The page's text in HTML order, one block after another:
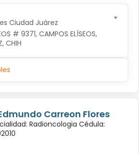
Ciudad Juárez
# 9371, CAMPOS ELÍSEOS,
CHIH
Carreon Flores
Radioncologia Cédula: